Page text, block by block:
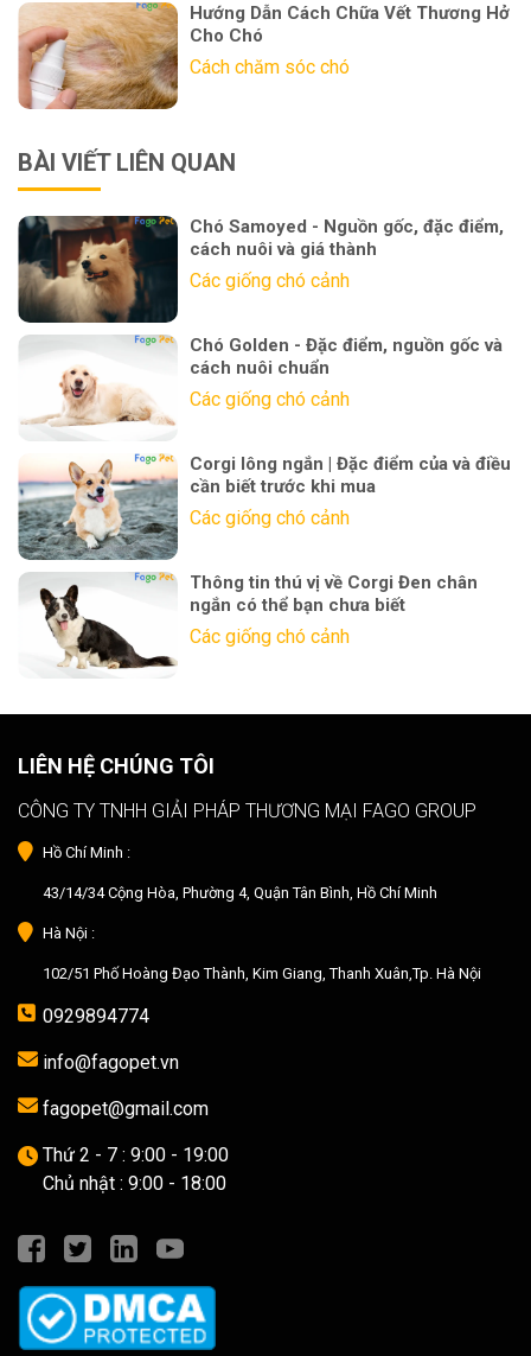
Hướng Dẫn Cách Chữa Vết Thương Hở
Cho Chó
Cách chăm sóc chó
BÀI VIẾT LIÊN QUAN
Chó Samoyed - Nguồn gốc, đặc điểm,
cách nuôi và giá thành
Các giống chó cảnh
Chó Golden - Đặc điểm, nguồn gốc và
cách nuôi chuẩn
Các giống chó cảnh
Corgi lông ngắn | Đặc điểm của và điều
cần biết trước khi mua
Các giống chó cảnh
Thông tin thú vị về Corgi Đen chân
ngắn có thể bạn chưa biết
Các giống chó cảnh
LIÊN HỆ CHÚNG TÔI
CÔNG TY TNHH GIẢI PHÁP THƯƠNG MẠI FAGO GROUP
Hồ Chí Minh :
43/14/34 Cộng Hòa, Phường 4, Quận Tân Bình, Hồ Chí Minh
Hà Nội :
102/51 Phố Hoàng Đạo Thành, Kim Giang, Thanh Xuân,Tp. Hà Nội
0929894774
info@fagopet.vn
fagopet@gmail.com
Thứ 2 - 7 : 9:00 - 19:00
Chủ nhật : 9:00 - 18:00